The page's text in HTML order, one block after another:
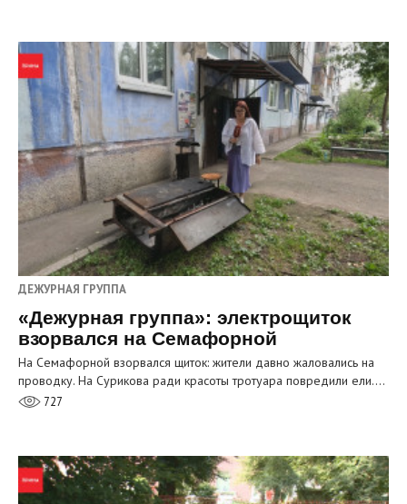
ДЕЖУРНАЯ ГРУППА
«Дежурная группа»: электрощиток
взорвался на Семафорной
На Семафорной взорвался щиток: жители давно жаловались на
проводку. На Сурикова ради красоты тротуара повредили ели.…
727